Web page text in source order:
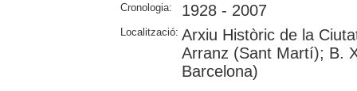
Cronologia: 1928 - 2007
Localització: Arxiu Històric de la
Arranz (Sant Martí); B.
Barcelona)